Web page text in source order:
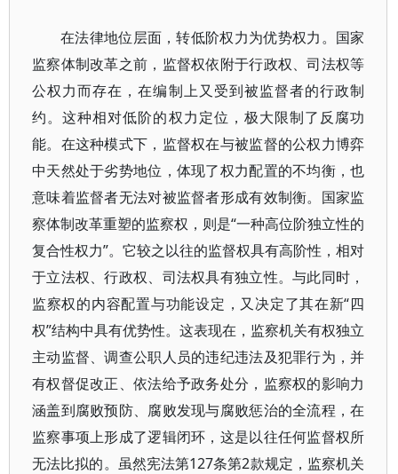
在法律地位层面，转低阶权力为优势权力。国家
监察体制改革之前，监督权依附于行政权、司法权等
公权力而存在，在编制上又受到被监督者的行政制
约。这种相对低阶的权力定位，极大限制了反腐功
能。在这种模式下，监督权在与被监督的公权力博弈
中天然处于劣势地位，体现了权力配置的不均衡，也
意味着监督者无法对被监督者形成有效制衡。国家监
察体制改革重塑的监察权，则是“一种高位阶独立性的
复合性权力”。它较之以往的监督权具有高阶性，相对
于立法权、行政权、司法权具有独立性。与此同时，
监察权的内容配置与功能设定，又决定了其在新“四
权”结构中具有优势性。这表现在，监察机关有权独立
主动监督、调查公职人员的违纪违法及犯罪行为，并
有权督促改正、依法给予政务处分，监察权的影响力
涵盖到腐败预防、腐败发现与腐败惩治的全流程，在
监察事项上形成了逻辑闭环，这是以往任何监督权所
无法比拟的。虽然宪法第127条第2款规定，监察机关